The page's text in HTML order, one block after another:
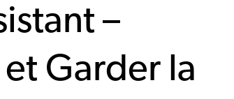
–
Garder la